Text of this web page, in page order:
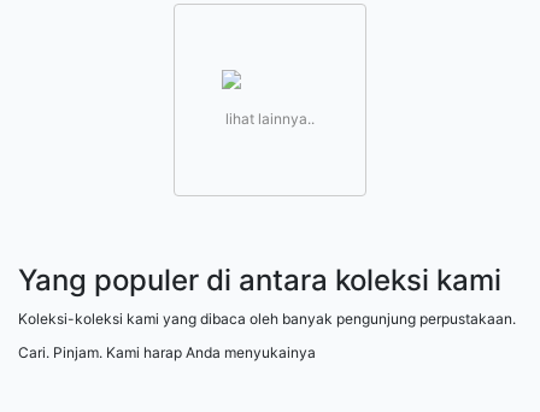
lihat lainnya..
Yang populer di antara koleksi kami
Koleksi-koleksi kami yang dibaca oleh banyak pengunjung perpustakaan.
Cari. Pinjam. Kami harap Anda menyukainya